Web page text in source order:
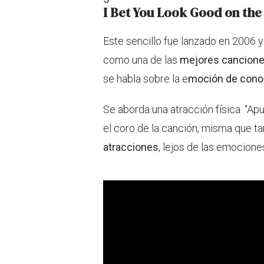
I Bet You Look Good on
Este sencillo fue lanzado en 2006
como una de las mejores
se habla sobre la emoción de
Se aborda una atracción física.
el coro de la canción, misma que
atracciones, lejos de las